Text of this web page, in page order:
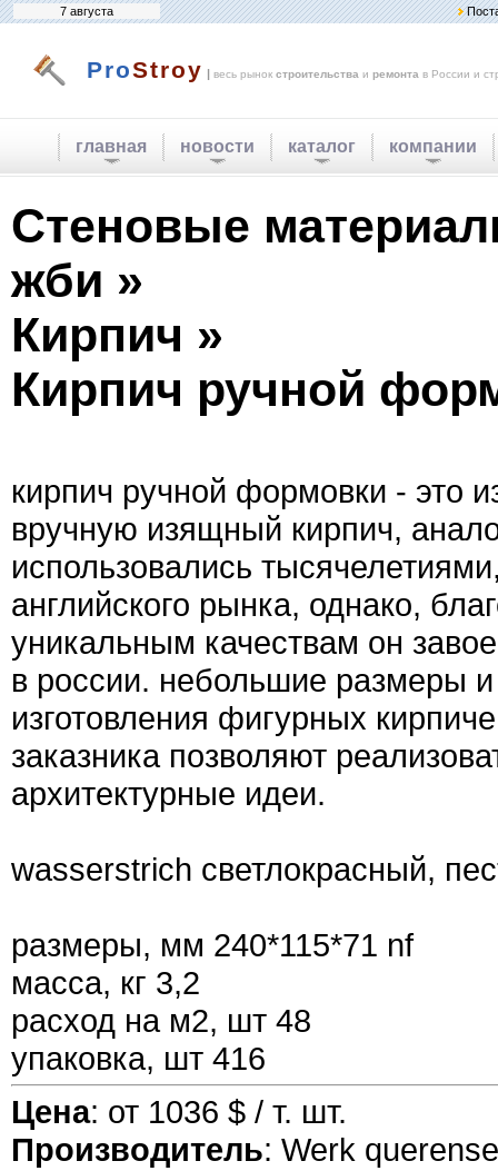
7 августа
ProStroy | весь рынок строительства и ремонта в России и
главная новости каталог компании
Стеновые
жби »
Кирпич »
Кирпич ручной
кирпич ручной формовки - это
вручную изящный кирпич,
использовались
английского рынка, однако,
уникальным качествам он
в россии. небольшие размеры
изготовления фигурных
заказника позволяют
архитектурные идеи.
wasserstrich светлокрасный,
размеры, мм 240*115*71 nf
масса, кг 3,2
расход на м2, шт 48
упаковка, шт 416
Цена: от 1036 $ / т. шт.
Производитель: Werk